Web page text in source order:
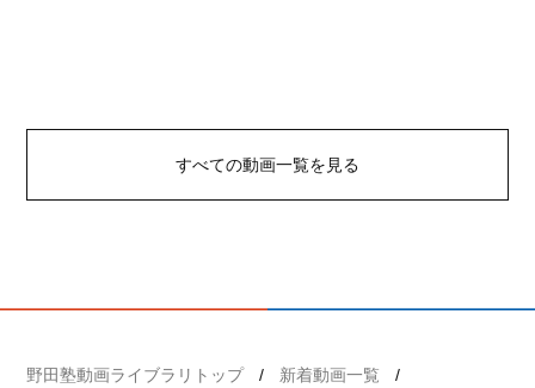
すべての動画一覧を見る
野田塾動画ライブラリトップ
新着動画一覧